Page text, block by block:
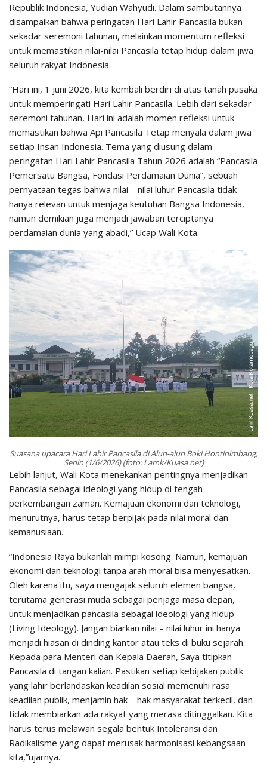
Republik Indonesia, Yudian Wahyudi. Dalam sambutannya
disampaikan bahwa peringatan Hari Lahir Pancasila bukan
sekadar seremoni tahunan, melainkan momentum refleksi
untuk memastikan nilai-nilai Pancasila tetap hidup dalam jiwa
seluruh rakyat Indonesia.
“Hari ini, 1 juni 2026, kita kembali berdiri di atas tanah pusaka
untuk memperingati Hari Lahir Pancasila. Lebih dari sekadar
seremoni tahunan, Hari ini adalah momen refleksi untuk
memastikan bahwa Api Pancasila Tetap menyala dalam jiwa
setiap Insan Indonesia. Tema yang diusung dalam
peringatan Hari Lahir Pancasila Tahun 2026 adalah “Pancasila
Pemersatu Bangsa, Fondasi Perdamaian Dunia”, sebuah
pernyataan tegas bahwa nilai – nilai luhur Pancasila tidak
hanya relevan untuk menjaga keutuhan Bangsa Indonesia,
namun demikian juga menjadi jawaban terciptanya
perdamaian dunia yang abadi,” Ucap Wali Kota.
Suasana upacara Hari Lahir Pancasila di Alun-alun Boki Hontinimbang,
Senin (1/6/2026) (foto: Lamk/Kuasa net)
Lebih lanjut, Wali Kota menekankan pentingnya menjadikan
Pancasila sebagai ideologi yang hidup di tengah
perkembangan zaman. Kemajuan ekonomi dan teknologi,
menurutnya, harus tetap berpijak pada nilai moral dan
kemanusiaan.
“Indonesia Raya bukanlah mimpi kosong. Namun, kemajuan
ekonomi dan teknologi tanpa arah moral bisa menyesatkan.
Oleh karena itu, saya mengajak seluruh elemen bangsa,
terutama generasi muda sebagai penjaga masa depan,
untuk menjadikan pancasila sebagai ideologi yang hidup
(Living Ideology). Jangan biarkan nilai – nilai luhur ini hanya
menjadi hiasan di dinding kantor atau teks di buku sejarah.
Kepada para Menteri dan Kepala Daerah, Saya titipkan
Pancasila di tangan kalian. Pastikan setiap kebijakan publik
yang lahir berlandaskan keadilan sosial memenuhi rasa
keadilan publik, menjamin hak – hak masyarakat terkecil, dan
tidak membiarkan ada rakyat yang merasa ditinggalkan. Kita
harus terus melawan segala bentuk Intoleransi dan
Radikalisme yang dapat merusak harmonisasi kebangsaan
kita,”ujarnya.